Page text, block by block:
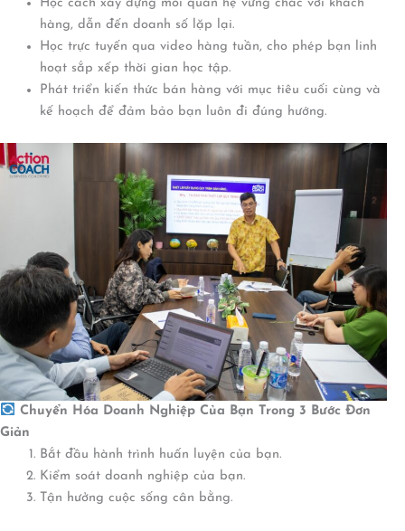
Học cách xây dựng mối quan hệ vững chắc với khách
hàng, dẫn đến doanh số lặp lại.
Học trực tuyến qua video hàng tuần, cho phép bạn linh
hoạt sắp xếp thời gian học tập.
Phát triển kiến thức bán hàng với mục tiêu cuối cùng và
kế hoạch để đảm bảo bạn luôn đi đúng hướng.
Chuyển Hóa Doanh Nghiệp Của Bạn Trong 3 Bước Đơn
Giản
Bắt đầu hành trình huấn luyện của bạn.
Kiểm soát doanh nghiệp của bạn.
Tận hưởng cuộc sống cân bằng.